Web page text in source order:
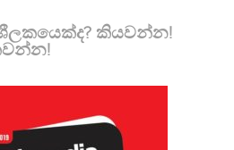
කියවන්න!